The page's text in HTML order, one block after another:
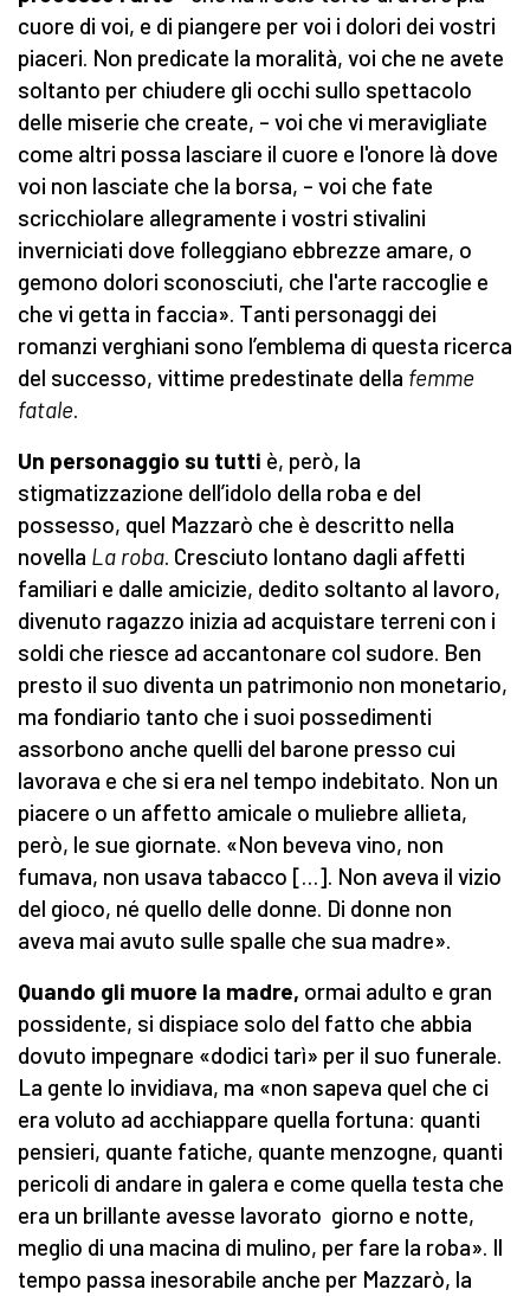
cuore di voi, e di piangere per voi i dolori dei vostri
piaceri. Non predicate la moralità, voi che ne avete
soltanto per chiudere gli occhi sullo spettacolo
delle miserie che create, – voi che vi meravigliate
come altri possa lasciare il cuore e l'onore là dove
voi non lasciate che la borsa, – voi che fate
scricchiolare allegramente i vostri stivalini
inverniciati dove folleggiano ebbrezze amare, o
gemono dolori sconosciuti, che l'arte raccoglie e
che vi getta in faccia». Tanti personaggi dei
romanzi verghiani sono l’emblema di questa ricerca
del successo, vittime predestinate della femme
fatale.
Un personaggio su tutti è, però, la
stigmatizzazione dell’idolo della roba e del
possesso, quel Mazzarò che è descritto nella
novella La roba. Cresciuto lontano dagli affetti
familiari e dalle amicizie, dedito soltanto al lavoro,
divenuto ragazzo inizia ad acquistare terreni con i
soldi che riesce ad accantonare col sudore. Ben
presto il suo diventa un patrimonio non monetario,
ma fondiario tanto che i suoi possedimenti
assorbono anche quelli del barone presso cui
lavorava e che si era nel tempo indebitato. Non un
piacere o un affetto amicale o muliebre allieta,
però, le sue giornate. «Non beveva vino, non
fumava, non usava tabacco […]. Non aveva il vizio
del gioco, né quello delle donne. Di donne non
aveva mai avuto sulle spalle che sua madre».
Quando gli muore la madre, ormai adulto e gran
possidente, si dispiace solo del fatto che abbia
dovuto impegnare «dodici tarì» per il suo funerale.
La gente lo invidiava, ma «non sapeva quel che ci
era voluto ad acchiappare quella fortuna: quanti
pensieri, quante fatiche, quante menzogne, quanti
pericoli di andare in galera e come quella testa che
era un brillante avesse lavorato giorno e notte,
meglio di una macina di mulino, per fare la roba». Il
tempo passa inesorabile anche per Mazzarò, la